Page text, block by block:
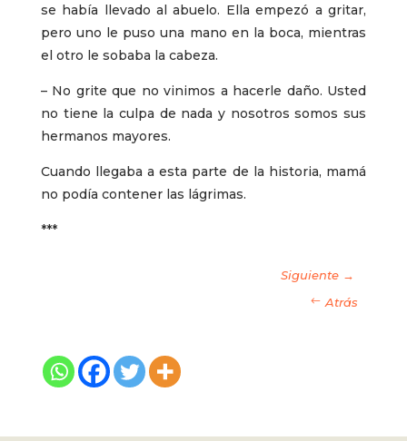
se había llevado al abuelo. Ella empezó a gritar,
pero uno le puso una mano en la boca, mientras
el otro le sobaba la cabeza.
– No grite que no vinimos a hacerle daño. Usted
no tiene la culpa de nada y nosotros somos sus
hermanos mayores.
Cuando llegaba a esta parte de la historia, mamá
no podía contener las lágrimas.
***
Siguiente →
Atrás